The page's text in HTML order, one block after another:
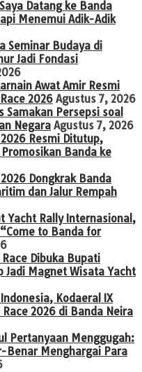
Datang ke Banda
Menemui Adik-Adik
Seminar Budaya di
Jadi Fondasi
Awat Amir Resmi
2026 Agustus 7, 2026
Samakan Persepsi soal
Negara Agustus 7, 2026
Resmi Ditutup,
Banda ke
Dongkrak Banda
dan Jalur Rempah
Yacht Rally Internasional,
to Banda for
Dibuka Bupati
Jadi Magnet Wisata Yacht
Kodaeral IX
2026 di Banda Neira
Pertanyaan Menggugah:
Benar Menghargai Para